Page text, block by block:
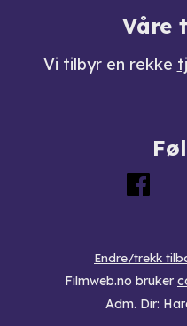
Våre
Vi tilbyr en rekke
Endre/trekk
Filmweb.no bruker
Adm. Dir: